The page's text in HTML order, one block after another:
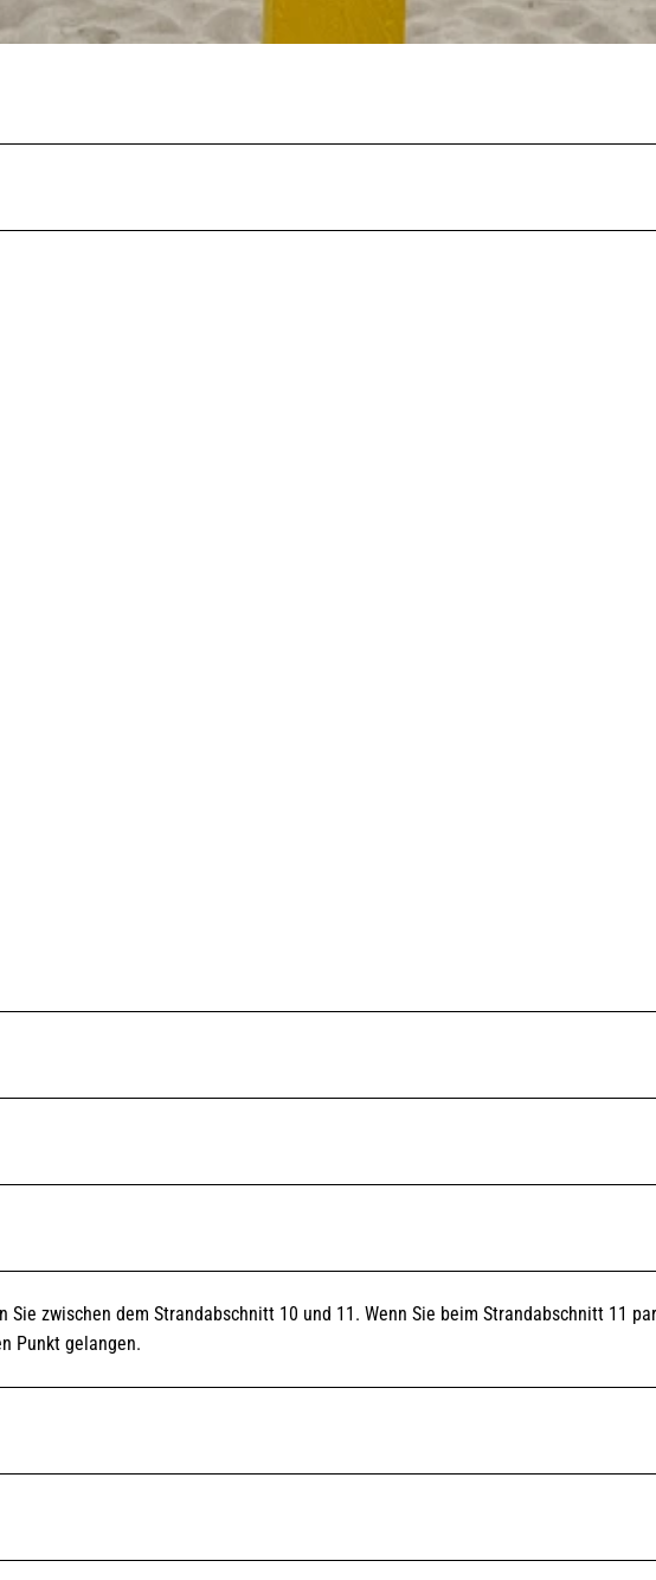
Sie zwischen dem Strandabschnitt 10 und 11. Wenn Sie beim Strandabschnitt 11
Punkt gelangen.